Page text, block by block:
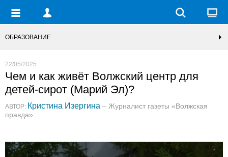
ОБРАЗОВАНИЕ
22/05/2025
Чем и как живёт Волжский центр для
детей-сирот (Марий Эл)?
АВТОР: Кристина Изергина – Журналист газеты «Волжская
правда»